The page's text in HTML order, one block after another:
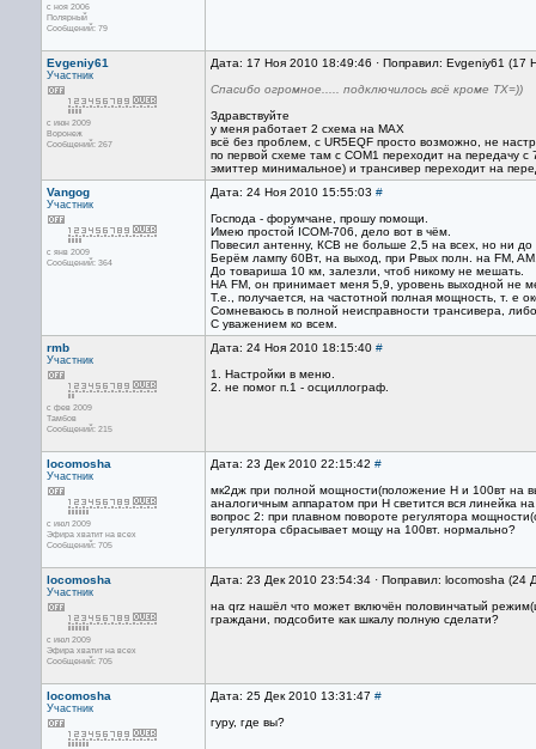
с ноя 2006
Полярный
Сообщений: 79
Evgeniy61
Участник
с июн 2009
Воронеж
Сообщений: 267
Дата: 17 Ноя 2010 18:49:46 · Поправил: Evgeniy61 (17
Спасибо огромное..... подключилось всё кроме ТХ=))
Здравствуйте
у меня работает 2 схема на MAX
всё без проблем, c UR5EQF просто возможно, не
по первой схеме там с СОМ1 переходит на передачу с
эмиттер минимальное) и трансивер переходит на
Vangog
Участник
с янв 2009
Сообщений: 364
Дата: 24 Ноя 2010 15:55:03 #
Господа - форумчане, прошу помощи.
Имею простой ICOM-706, дело вот в чём.
Повесил антенну, КСВ не больше 2,5 на всех, но ни до
Берём лампу 60Вт, на выход, при Рвых полн. на FM,
До товариша 10 км, залезли, чтоб никому не мешать.
НА FM, он принимает меня 5,9, уровень выходной не
Т.е., получается, на частотной полная мощность, т. е
Сомневаюсь в полной неисправности трансивера,
C уважением ко всем.
rmb
Участник
с фев 2009
Тамбов
Сообщений: 215
Дата: 24 Ноя 2010 18:15:40 #
1. Настройки в меню.
2. не помог п.1 - осциллограф.
locomosha
Участник
с июл 2009
Эфира хватит на всех
Сообщений: 705
Дата: 23 Дек 2010 22:15:42 #
мк2дж при полной мощности(положение Н и 100вт на
аналогичным аппаратом при Н светится вся линейка
вопрос 2: при плавном повороте регулятора
регулятора сбрасывает мощу на 100вт. нормально?
locomosha
Участник
с июл 2009
Эфира хватит на всех
Сообщений: 705
Дата: 23 Дек 2010 23:54:34 · Поправил: locomosha (24
на qrz нашёл что может включён половинчатый
граждани, подсобите как шкалу полную сделати?
locomosha
Участник
Дата: 25 Дек 2010 13:31:47 #
гуру, где вы?